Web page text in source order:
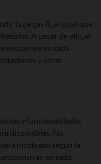
luz e gas R, al igual que
A pesar de ello, el
encuentre en cada
y otras
y funcionalidades
disponibles. No
mostrado según la
concurran en cada